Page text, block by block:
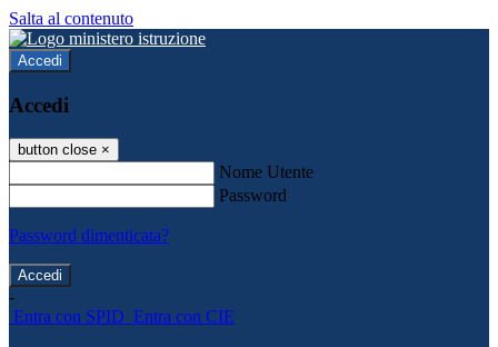
Salta al contenuto
Accedi
Accedi
button close ×
Nome Utente
Password
Password dimenticata?
-
Entra con SPID Entra con CIE